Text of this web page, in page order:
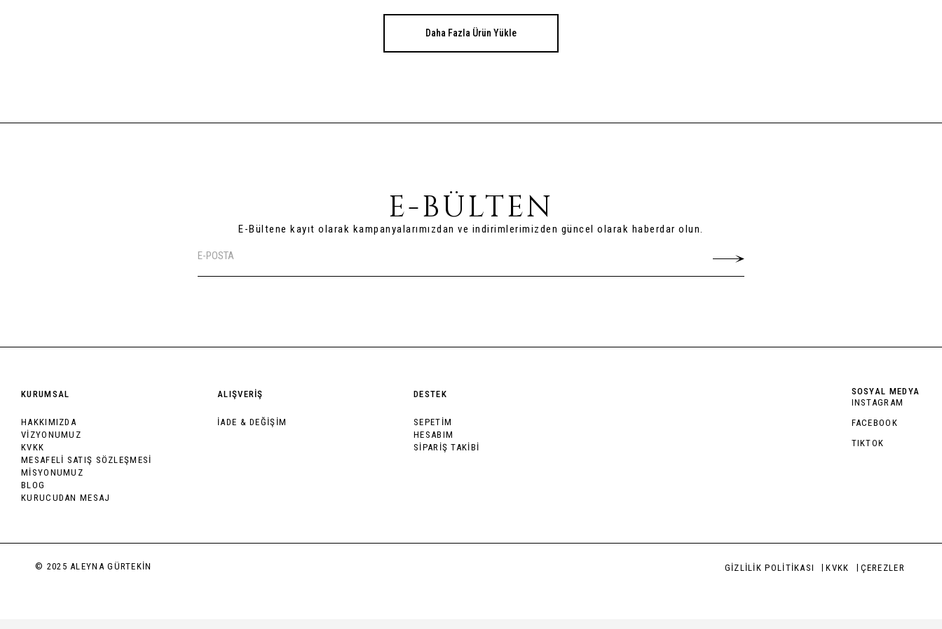
Daha Fazla Ürün Yükle
E-BÜLTEN
E-Bültene kayıt olarak kampanyalarımızdan ve indirimlerimizden güncel olarak haberdar olun.
KURUMSAL
HAKKIMIZDA
VİZYONUMUZ
KVKK
MESAFELİ SATIŞ SÖZLEŞMESİ
MİSYONUMUZ
BLOG
KURUCUDAN MESAJ
ALIŞVERİŞ
İADE & DEĞİŞİM
DESTEK
SEPETİM
HESABIM
SİPARİŞ TAKİBİ
SOSYAL MEDYA
INSTAGRAM
FACEBOOK
TIKTOK
© 2025 ALEYNA GÜRTEKİN GİZLİLİK POLİTİKASI KVKK ÇEREZLER